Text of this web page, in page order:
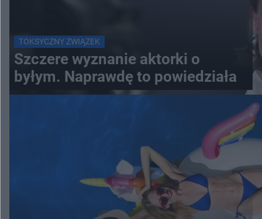
TOKSYCZNY ZWIĄZEK
Szczere wyznanie aktorki o
byłym. Naprawdę to powiedziała